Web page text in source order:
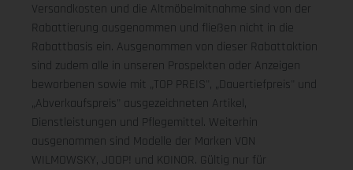
Versandkosten und die Altmöbelmitnahme sind von der
Rabattierung ausgenommen und fließen nicht in die
Rabattbasis ein. Ausgenommen von dieser Rabattaktion
sind zudem alle in unseren Prospekten oder Anzeigen
beworbenen sowie mit „TOP PREIS", „Dauertiefpreis" und
„Abverkaufspreis" ausgezeichneten Artikel,
Dienstleistungen und Pflegemittel. Weiterhin
ausgenommen sind Modelle der Marken VON
WILMOWSKY, JOOP! und KOINOR. Gültig nur für